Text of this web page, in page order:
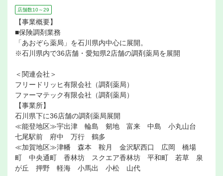
店舗数10～29
【事業概要】
■保険調剤業務
「あおぞら薬局」を石川県内中心に展開。
※石川県内で36店舗・愛知県2店舗の調剤薬局を展開
＜関連会社＞
フリードリッヒ有限会社（調剤薬局）
ファーマテック有限会社（調剤薬局）
【事業所】
石川県下に36店舗の調剤薬局展開
≪能登地区≫宇出津 輪島 剱地 富来 中島 小丸山台
七尾駅前 府中 万行 鶴多
≪加賀地区≫津幡 森本 鞍月 金沢駅西口 広岡 橋場
町 中央通町 香林坊 スクエア香林坊 平和町 若草 泉
が丘 押野 軽海 小馬出 小松 山代